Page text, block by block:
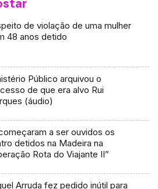
de violação de uma mulher
48 anos detido
Público arquivou o
de que era alvo Rui
(áudio)
a ser ouvidos os
detidos na Madeira na
Rota do Viajante II”
Arruda fez pedido inútil para